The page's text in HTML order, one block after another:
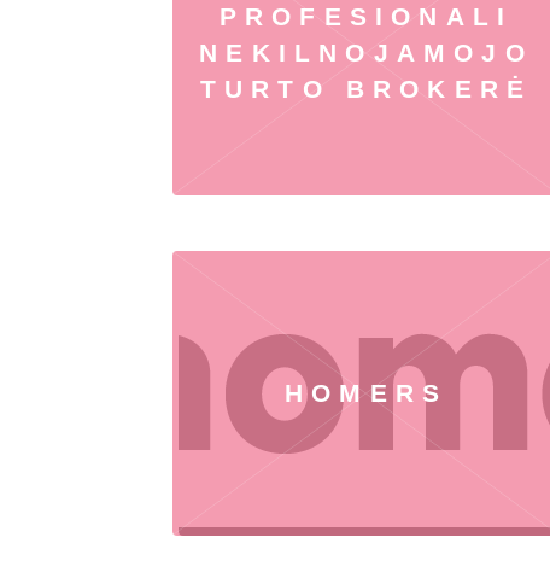
PROFESIONALI
NEKILNOJAMOJO
TURTO BROKERĖ
HOMERS